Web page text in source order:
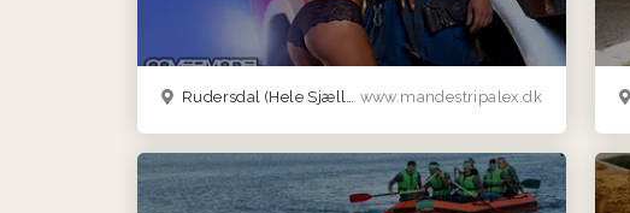
www.mandestripalex.dk
Rudersdal (Hele Sjælland)